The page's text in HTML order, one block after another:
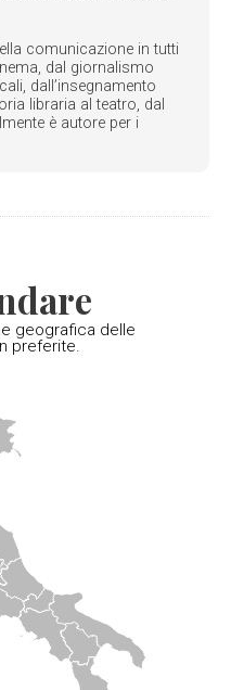
comunicazione in tutti
dal giornalismo
dall’insegnamento
libraria al teatro, dal
è autore per i
geografica delle
preferite.